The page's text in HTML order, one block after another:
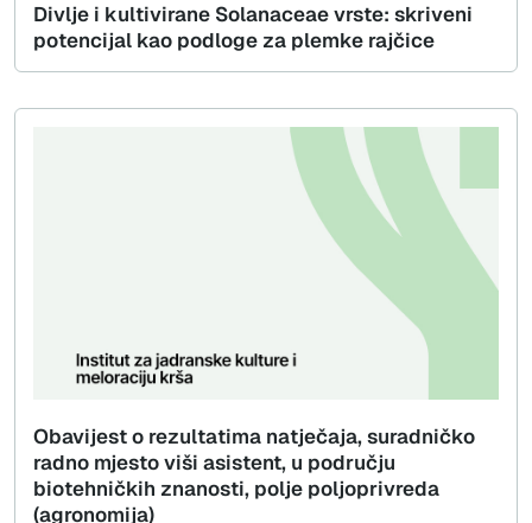
Divlje i kultivirane Solanaceae vrste: skriveni
potencijal kao podloge za plemke rajčice
Obavijest o rezultatima natječaja, suradničko
radno mjesto viši asistent, u području
biotehničkih znanosti, polje poljoprivreda
(agronomija)